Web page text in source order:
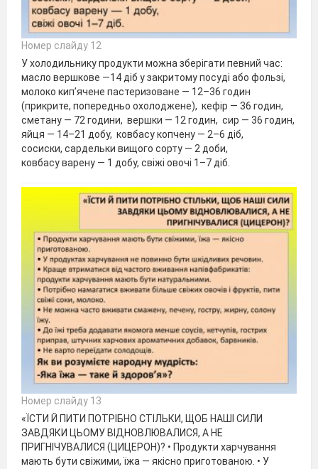
Номер слайду 12
У холодильнику продукти можна зберігати певний час:
масло вершкове —14 діб у закритому посуді або фользі,
молоко кип’ячене пастеризоване — 12–36 годин
(прикрите, попередньо охолоджене), кефір — 36 годин,
сметану — 72 години, вершки — 12 годин, сир — 36 годин,
яйця — 14–21 добу, ковбасу копчену — 2–6 діб,
сосиски, сардельки вищого сорту — 2 доби,
ковбасу варену — 1 добу, свіжі овочі 1–7 діб.
Номер слайду 13
«ЇСТИ Й ПИТИ ПОТРІБНО СТІЛЬКИ, ЩОБ НАШІ СИЛИ
ЗАВДЯКИ ЦЬОМУ ВІДНОВЛЮВАЛИСЯ, А НЕ
ПРИГНІЧУВАЛИСЯ (ЦИЦЕРОН)? • Продукти харчування
мають бути свіжими, їжа — якісно приготованою. • У